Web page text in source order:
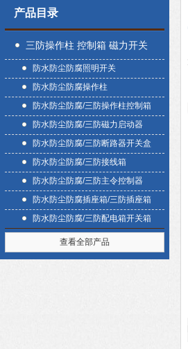
产品目录
三防操作柱 控制箱 磁力开关
盒防水防尘防腐照明开关
防水防尘防腐操作柱
防水防尘防腐/三防操作柱控制箱
防水防尘防腐/三防磁力启动器
防水防尘防腐/三防断路器开关盒
防水防尘防腐/三防接线箱
防水防尘防腐/三防主令控制器
防水防尘防腐插座箱/三防插座箱
防水防尘防腐/三防配电箱开关箱
查看全部产品